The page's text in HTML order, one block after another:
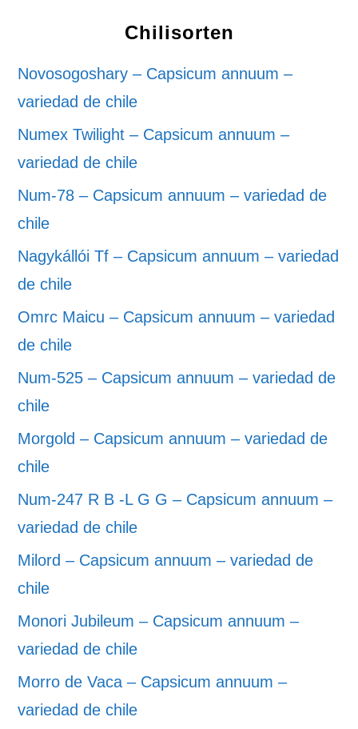
Chilisorten
Novosogoshary – Capsicum annuum –
variedad de chile
Numex Twilight – Capsicum annuum –
variedad de chile
Num-78 – Capsicum annuum – variedad de
chile
Nagykállói Tf – Capsicum annuum – variedad
de chile
Omrc Maicu – Capsicum annuum – variedad
de chile
Num-525 – Capsicum annuum – variedad de
chile
Morgold – Capsicum annuum – variedad de
chile
Num-247 R B -L G G – Capsicum annuum –
variedad de chile
Milord – Capsicum annuum – variedad de
chile
Monori Jubileum – Capsicum annuum –
variedad de chile
Morro de Vaca – Capsicum annuum –
variedad de chile